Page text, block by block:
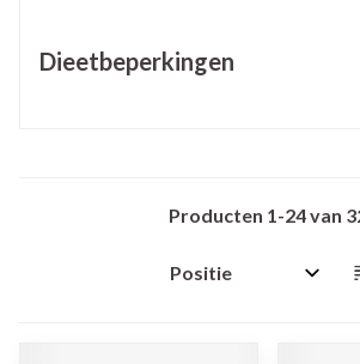
Dieetbeperkingen
Producten 1-24van
Sorteer op: